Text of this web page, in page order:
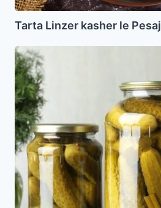
Tarta Linzer kasher le Pesaj
Pepinos
en
Conserva